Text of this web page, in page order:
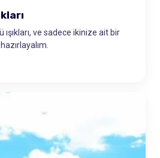
ışıkları, ve sadece ikinize ait bir